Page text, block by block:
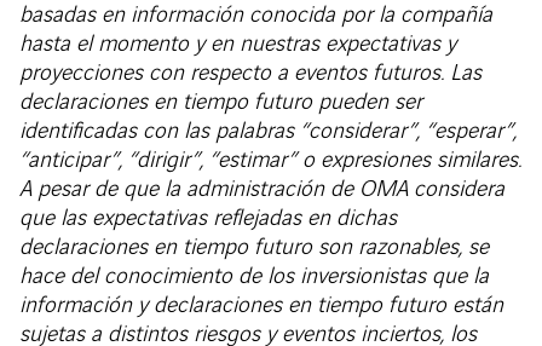
basadas en información conocida por la compañía
hasta el momento y en nuestras expectativas y
proyecciones con respecto a eventos futuros. Las
declaraciones en tiempo futuro pueden ser
identificadas con las palabras “considerar”, “esperar”,
“anticipar”, “dirigir”, “estimar” o expresiones similares.
A pesar de que la administración de OMA considera
que las expectativas reflejadas en dichas
declaraciones en tiempo futuro son razonables, se
hace del conocimiento de los inversionistas que la
información y declaraciones en tiempo futuro están
sujetas a distintos riesgos y eventos inciertos, los